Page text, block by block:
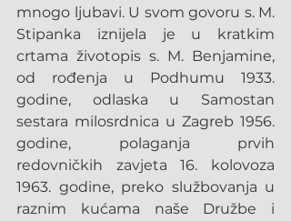
mnogo ljubavi. U svom govoru s. M.
Stipanka iznijela je u kratkim
crtama životopis s. M. Benjamine,
od rođenja u Podhumu 1933.
godine, odlaska u Samostan
sestara milosrdnica u Zagreb 1956.
godine, polaganja prvih
redovničkih zavjeta 16. kolovoza
1963. godine, preko službovanja u
raznim kućama naše Družbe i